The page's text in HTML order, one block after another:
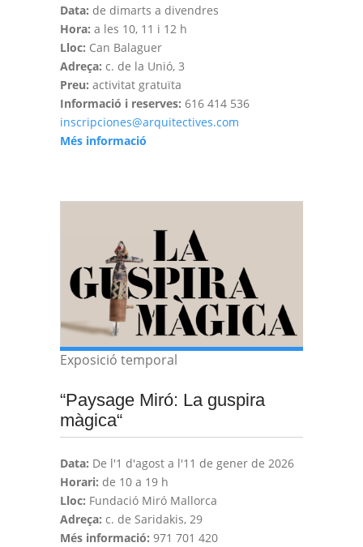
Data: de dimarts a divendres
Hora: a les 10, 11 i 12 h
Lloc: Can Balaguer
Adreça: c. de la Unió, 3
Preu: activitat gratuïta
Informació i reserves: 616 414 536
inscripciones@arquitectives.com
Més informació
Exposició temporal
“Paysage Miró: La guspira
màgica“
Data: De l'1 d'agost a l'11 de gener de 2026
Horari: de 10 a 19 h
Lloc: Fundació Miró Mallorca
Adreça: c. de Saridakis, 29
Més informació: 971 701 420